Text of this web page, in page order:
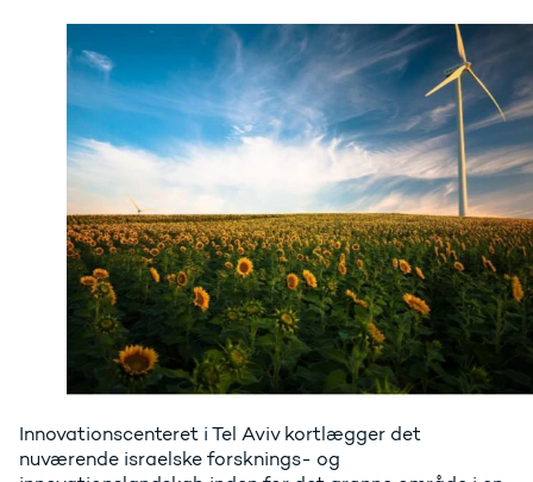
Innovationscenteret i Tel Aviv kortlægger det
nuværende israelske forsknings- og